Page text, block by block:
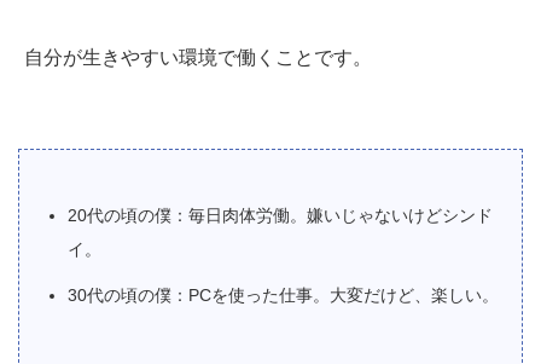
自分が生きやすい環境で働くことです。
20代の頃の僕：毎日肉体労働。嫌いじゃないけどシンド
イ。
30代の頃の僕：PCを使った仕事。大変だけど、楽しい。